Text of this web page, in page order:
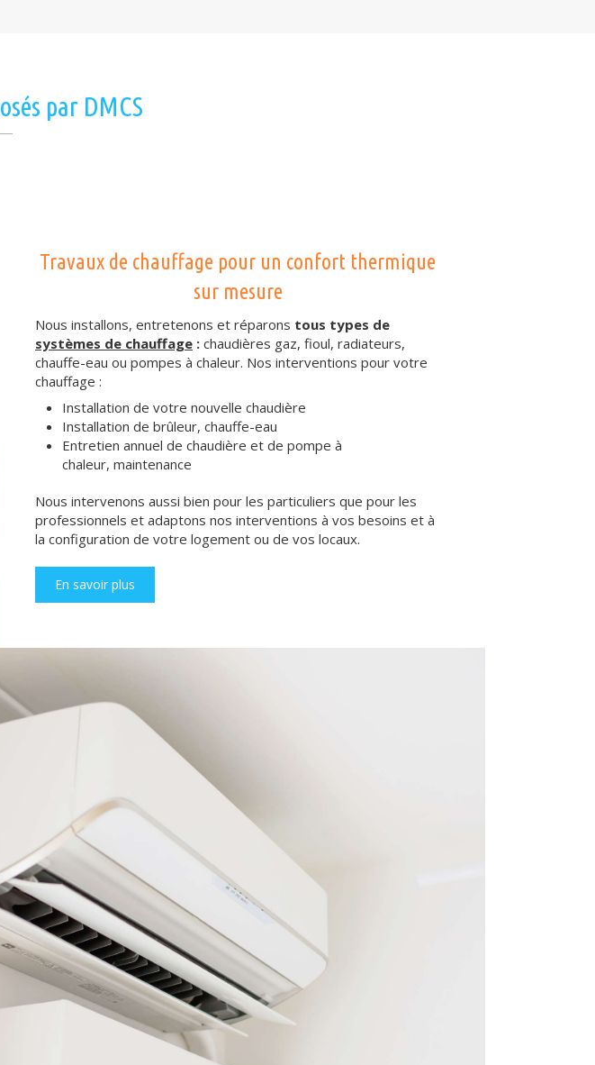
par DMCS
Travaux de chauffage pour un confort thermique
sur mesure
Nous installons, entretenons et réparons tous types de
systèmes de chauffage : chaudières gaz, fioul, radiateurs,
chauffe-eau ou pompes à chaleur. Nos interventions pour votre
chauffage :
Installation de votre nouvelle chaudière
Installation de brûleur, chauffe-eau
Entretien annuel de chaudière et de pompe à
chaleur, maintenance
Nous intervenons aussi bien pour les particuliers que pour les
professionnels et adaptons nos interventions à vos besoins et à
la configuration de votre logement ou de vos locaux.
En savoir plus